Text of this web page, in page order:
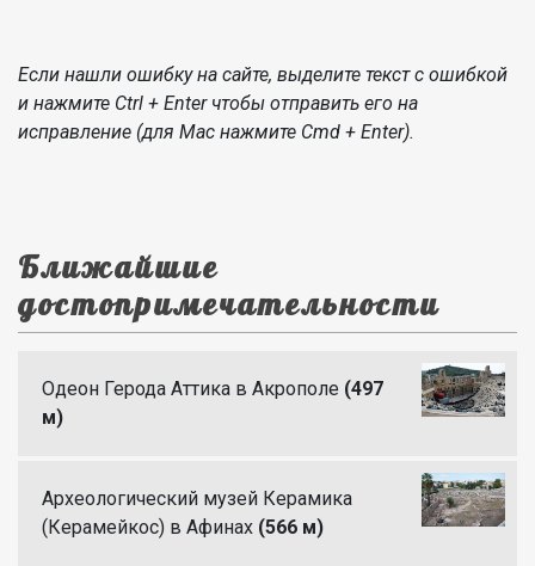
Если нашли ошибку на сайте, выделите текст с ошибкой
и нажмите Ctrl + Enter чтобы отправить его на
исправление (для Mac нажмите Cmd + Enter).
Ближайшие
достопримечательности
Одеон Герода Аттика в Акрополе (497
м)
Археологический музей Керамика
(Керамейкос) в Афинах (566 м)